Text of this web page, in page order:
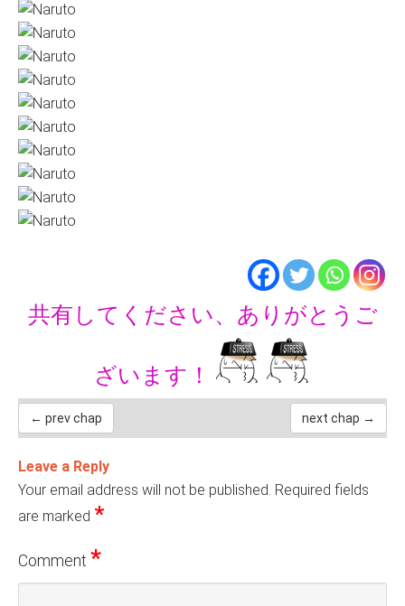
共有してください、ありがとうご
ざいます！
← prev chap next chap →
Leave a Reply
Your email address will not be published. Required fields
are marked *
Comment *